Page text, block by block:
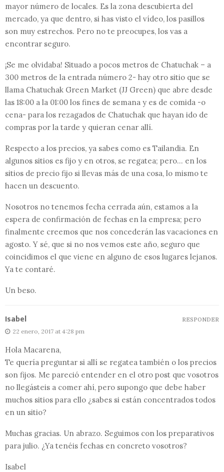
mayor número de locales. Es la zona descubierta del
mercado, ya que dentro, si has visto el vídeo, los pasillos
son muy estrechos. Pero no te preocupes, los vas a
encontrar seguro.
¡Se me olvidaba! Situado a pocos metros de Chatuchak – a
300 metros de la entrada número 2- hay otro sitio que se
llama Chatuchak Green Market (JJ Green) que abre desde
las 18:00 a la 01:00 los fines de semana y es de comida -o
cena- para los rezagados de Chatuchak que hayan ido de
compras por la tarde y quieran cenar allí.
Respecto a los precios, ya sabes como es Tailandia. En
algunos sitios es fijo y en otros, se regatea; pero… en los
sitios de precio fijo si llevas más de una cosa, lo mismo te
hacen un descuento.
Nosotros no tenemos fecha cerrada aún, estamos a la
espera de confirmación de fechas en la empresa; pero
finalmente creemos que nos concederán las vacaciones en
agosto. Y sé, que si no nos vemos este año, seguro que
coincidimos el que viene en alguno de esos lugares lejanos.
Ya te contaré.
Un beso.
Isabel
22 enero, 2017 at 4:28 pm
Hola Macarena,
Te quería preguntar si allí se regatea también o los precios
son fijos. Me pareció entender en el otro post que vosotros
no llegásteis a comer ahí, pero supongo que debe haber
muchos sitios para ello ¿sabes si están concentrados todos
en un sitio?
Muchas gracias. Un abrazo. Seguimos con los preparativos
para julio. ¿Ya tenéis fechas en concreto vosotros?
Isabel
RESPONDER